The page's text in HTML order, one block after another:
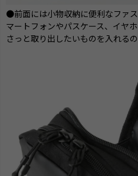
●前面には小物収納に便利なファ
マートフォンやパスケース、イヤ
さっと取り出したいものを入れるの